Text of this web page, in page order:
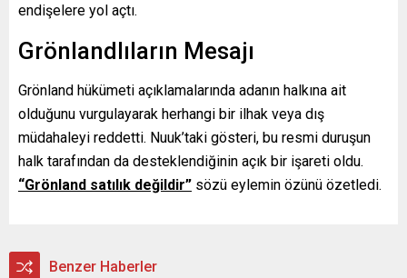
endişelere yol açtı.
Grönlandlıların Mesajı
Grönland hükümeti açıklamalarında adanın halkına ait
olduğunu vurgulayarak herhangi bir ilhak veya dış
müdahaleyi reddetti. Nuuk’taki gösteri, bu resmi duruşun
halk tarafından da desteklendiğinin açık bir işareti oldu.
“Grönland satılık değildir” sözü eylemin özünü özetledi.
Benzer Haberler